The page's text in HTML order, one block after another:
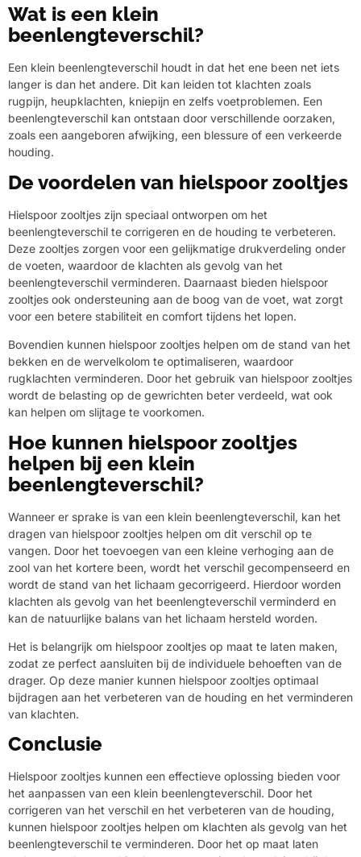
Wat is een klein
beenlengteverschil?
Een klein beenlengteverschil houdt in dat het ene been net iets
langer is dan het andere. Dit kan leiden tot klachten zoals
rugpijn, heupklachten, kniepijn en zelfs voetproblemen. Een
beenlengteverschil kan ontstaan door verschillende oorzaken,
zoals een aangeboren afwijking, een blessure of een verkeerde
houding.
De voordelen van hielspoor zooltjes
Hielspoor zooltjes zijn speciaal ontworpen om het
beenlengteverschil te corrigeren en de houding te verbeteren.
Deze zooltjes zorgen voor een gelijkmatige drukverdeling onder
de voeten, waardoor de klachten als gevolg van het
beenlengteverschil verminderen. Daarnaast bieden hielspoor
zooltjes ook ondersteuning aan de boog van de voet, wat zorgt
voor een betere stabiliteit en comfort tijdens het lopen.
Bovendien kunnen hielspoor zooltjes helpen om de stand van het
bekken en de wervelkolom te optimaliseren, waardoor
rugklachten verminderen. Door het gebruik van hielspoor zooltjes
wordt de belasting op de gewrichten beter verdeeld, wat ook
kan helpen om slijtage te voorkomen.
Hoe kunnen hielspoor zooltjes
helpen bij een klein
beenlengteverschil?
Wanneer er sprake is van een klein beenlengteverschil, kan het
dragen van hielspoor zooltjes helpen om dit verschil op te
vangen. Door het toevoegen van een kleine verhoging aan de
zool van het kortere been, wordt het verschil gecompenseerd en
wordt de stand van het lichaam gecorrigeerd. Hierdoor worden
klachten als gevolg van het beenlengteverschil verminderd en
kan de natuurlijke balans van het lichaam hersteld worden.
Het is belangrijk om hielspoor zooltjes op maat te laten maken,
zodat ze perfect aansluiten bij de individuele behoeften van de
drager. Op deze manier kunnen hielspoor zooltjes optimaal
bijdragen aan het verbeteren van de houding en het verminderen
van klachten.
Conclusie
Hielspoor zooltjes kunnen een effectieve oplossing bieden voor
het aanpassen van een klein beenlengteverschil. Door het
corrigeren van het verschil en het verbeteren van de houding,
kunnen hielspoor zooltjes helpen om klachten als gevolg van het
beenlengteverschil te verminderen. Door het op maat laten